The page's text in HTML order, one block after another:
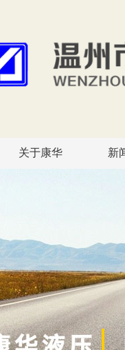
关于康华 新